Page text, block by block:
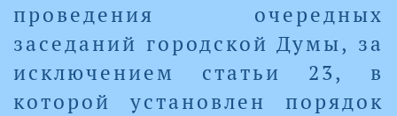
проведения очередных
заседаний городской Думы, за
исключением статьи 23, в
которой установлен порядок